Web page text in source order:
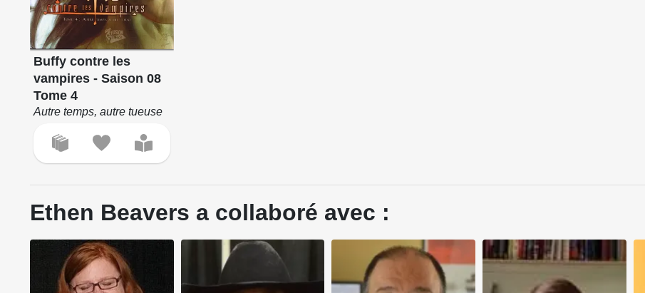
Buffy contre les
vampires - Saison 08
Tome 4
Autre temps, autre tueuse
Ethen Beavers a collaboré avec :